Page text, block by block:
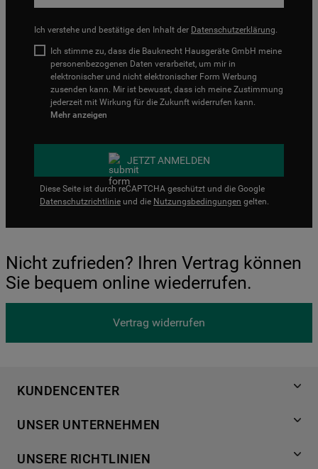
Ich verstehe und bestätige den Inhalt der Datenschutzerklärung.
Ich stimme zu, dass die Bauknecht Hausgeräte GmbH meine
personenbezogenen Daten verarbeitet, um mir in
elektronischer und nicht elektronischer Form Werbung
zusenden kann. Mir ist bewusst, dass ich meine Zustimmung
jederzeit mit Wirkung für die Zukunft widerrufen kann.
Mehr anzeigen
JETZT ANMELDEN
Diese Seite ist durch reCAPTCHA geschützt und die Google
Datenschutzrichtlinie und die Nutzungsbedingungen gelten.
Nicht zufrieden? Ihren Vertrag können
Sie bequem online wiederrufen.
Vertrag widerrufen
KUNDENCENTER
Händlersuche
Häufige Fragen
UNSER UNTERNEHMEN
Für Händler
UNSERE RICHTLINIEN